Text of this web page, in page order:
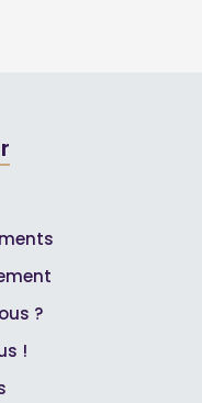
?
!